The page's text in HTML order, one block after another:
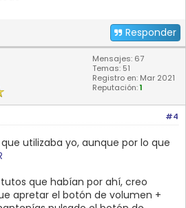
Responder
Mensajes: 67
Temas: 51
Registro en: Mar 2021
Reputación:1
#4
utilizaba yo, aunque por lo que
que habían por ahí, creo
apretar el botón de volumen +